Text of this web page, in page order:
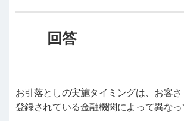
お引落としの実施タイミングは、お客
登録されている金融機関によって異なっ